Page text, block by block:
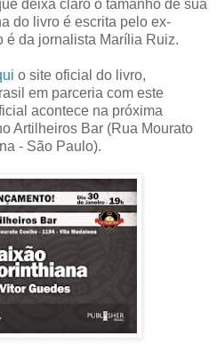
deixa claro o tamanho de sua
do livro é escrita pelo ex-
é da jornalista Marília Ruiz.
o site oficial do livro,
em parceria com este
acontece na próxima
Artilheiros Bar (Rua Mourato
- São Paulo).